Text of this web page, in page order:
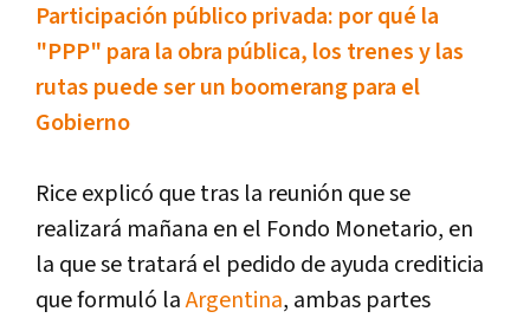
Participación público privada: por qué la
"PPP" para la obra pública, los trenes y las
rutas puede ser un boomerang para el
Gobierno
Rice explicó que tras la reunión que se
realizará mañana en el Fondo Monetario, en
la que se tratará el pedido de ayuda crediticia
que formuló laArgentina, ambas partes